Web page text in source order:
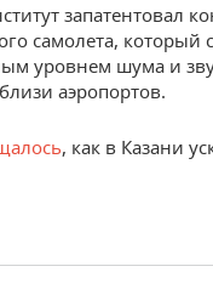
запатентовал
самолета, который
уровнем шума и
аэропортов.
, как в Казани